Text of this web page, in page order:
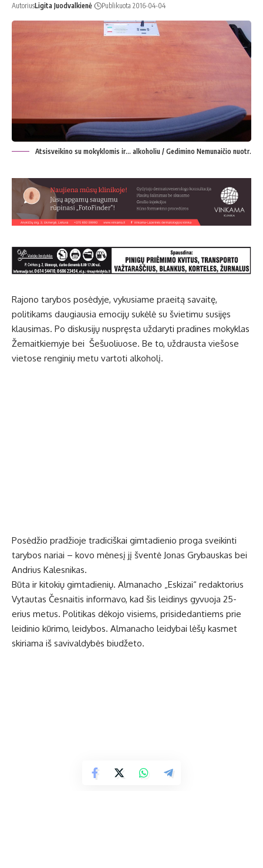
AutoriusLigita Juodvalkienė Publikuota 2016-04-04
Atsisveikino su mokyklomis ir... alkoholiu / Gedimino Nemunaičio nuotr.
Rajono tarybos posėdyje, vykusiame praeitą savaitę,
politikams daugiausia emocijų sukėlė su švietimu susijęs
klausimas. Po diskusijų nuspręsta uždaryti pradines mokyklas
Žemaitkiemyje bei Šešuoliuose. Be to, uždrausta viešose
vietose renginių metu vartoti alkoholį.
Posėdžio pradžioje tradiciškai gimtadienio proga sveikinti
tarybos nariai – kovo mėnesį jį šventė Jonas Grybauskas bei
Andrius Kalesnikas.
Būta ir kitokių gimtadienių. Almanacho „Eskizai“ redaktorius
Vytautas Česnaitis informavo, kad šis leidinys gyvuoja 25-
erius metus. Politikas dėkojo visiems, prisidedantiems prie
leidinio kūrimo, leidybos. Almanacho leidybai lėšų kasmet
skiriama iš savivaldybės biudžeto.